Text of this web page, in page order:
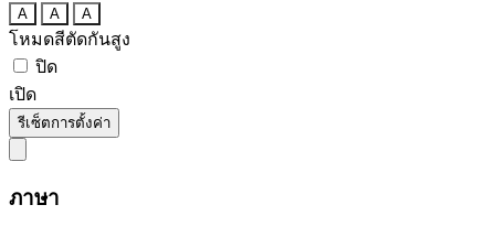
A A A
โหมดสีตัดกันสูง
ปิด
เปิด
รีเซ็ตการตั้งค่า
ภาษา